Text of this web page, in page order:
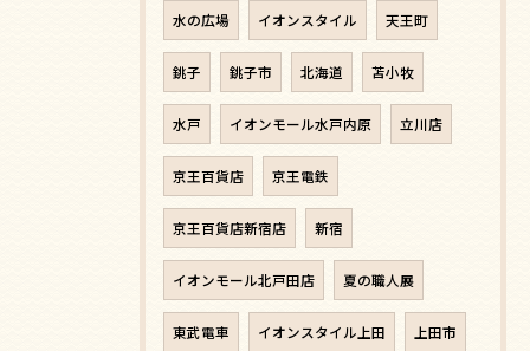
水の広場 イオンスタイル 天王町
銚子 銚子市 北海道 苫小牧
水戸 イオンモール水戸内原 立川店
京王百貨店 京王電鉄
京王百貨店新宿店 新宿
イオンモール北戸田店 夏の職人展
東武電車 イオンスタイル上田 上田市